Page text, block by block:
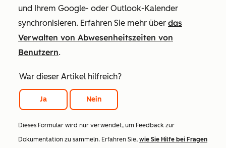
und Ihrem Google- oder Outlook-Kalender
synchronisieren. Erfahren Sie mehr über das
Verwalten von Abwesenheitszeiten von
Benutzern.
War dieser Artikel hilfreich?
Ja Nein
Dieses Formular wird nur verwendet, um Feedback zur
Dokumentation zu sammeln. Erfahren Sie, wie Sie Hilfe bei Fragen